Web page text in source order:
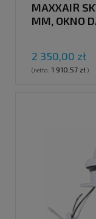
MAXXAIR
MM, OKNO
2 350,00 zł
(netto: 1 910,57 zł)